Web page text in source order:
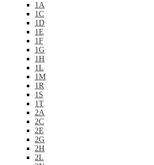
1A
1C
1D
1E
1F
1G
1H
1L
1M
1R
1S
1T
2A
2C
2E
2G
2H
2L